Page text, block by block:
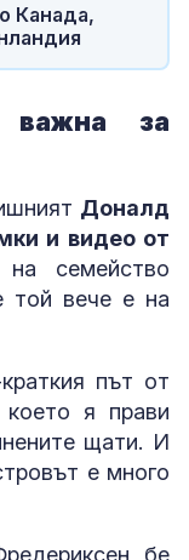
Канада,
важна за
Доналд
и видео от
семейство
той вече е на
път от
я прави
щати. И
е много
бе